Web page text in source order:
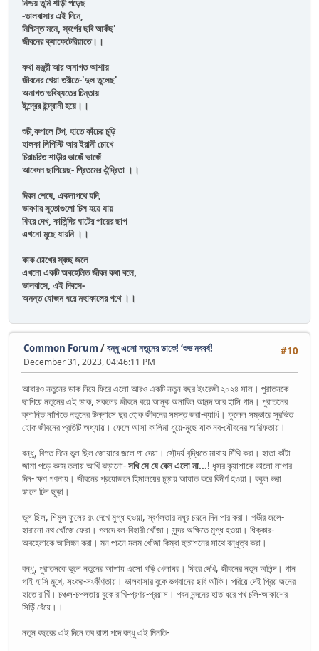
-ভালবাসার এই দিনে,
নিশ্চিন্ত মনে, স্বর্গের ছবি আকঁছ'
জীবনের ক্যাফেটেরিয়াতে।।
কথা মঞ্জুরী আর অনাগত আশায়
জীবনের খেয়া তরীতে-'দুল তুলেছ'
অনাগত ভবিষ্যতের চিন্তায়
ইন্দ্রের ইন্দ্রানী হয়ে।।
শুচী,কপালে টিপ, হাতে কাঁচের চূড়ি
হালকা লিপিস্টি আর ইরানী চোখে
চিরাচরিত শাড়ীর ভাজেঁ ভাজেঁ
আবেদন ছাপিয়েছ- প্রিতমের ঐন্দ্রিতা ।।
দিবস শেষে, একলাপথে যদি,
ভাবণার সূতোগুলো ঢিল হয়ে যায়
ফিরে দেখ, কালিন্দির ঘাটের পায়ের ছাপ
এখনো মুছে যায়নি ।।
কাক চোখের স্বচ্ছ জলে
এখনো একটি অবহেলিত জীবন কথা বলে,
ভালবাসে, এই দিবসে-
অনন্ত যোজন ধরে মহাকালের পথে ।।
#10
Common Forum /বন্ধু এসো নতুনের ডাকে! ‘শুভ নববর্ষ!
December 31, 2023, 04:46:11 PM
আবারও নতুনের ডাক নিয়ে ফিরে এলো আরও একটি নতুন বছর ইংরেজী ২০২৪ সাল। পুরাতনকে
ছাপিয়ে নতুনের এই ডাক, সকলের জীবনে বয়ে আনুক অনাবিল আনন্দ আর হাসি গান। পুরাতনের
ক্লান্তি নাশিতে নতুনের উল্লাসে দুর হোক জীবনের সমস্ত জরা-ব্যাধি। ফুলেল সম্ভারে সুরভিত
হোক জীবনের প্রতিটি অধ্যায়। ফেলে আসা কালিমা ধুয়ে-মুছে যাক নব-যৌবনের আরিফতায়।
বন্ধু, বিগত দিনে ভুল ছিল জোয়ারে জলে পা দেয়া। সৌন্দর্য বৃদ্ধিতে মাথায় সিঁথি করা। হাতা কাঁটা
জামা পড়ে কদম তলায় আখিঁ ঝড়ানো-সখি সে যে কেন এলো না...! ধূসর কূয়াশাকে ভালো লাগার
দিন- ক্ষণ গণনায়। জীবনের প্রয়োজনে হিমালয়ের চূড়ায় আঘাত করে বিদীর্ণ হওয়া। বকুল ভরা
ডালে ঢিল ছুড়া।
ভুল ছিল, শিমুল ফুলের রং দেখে মুগ্ধ হওয়া, স্বর্ণলতার মধুর চয়নে দিন পার করা। গভীর জলে-
হারানো নথ খোঁজে ফেরা। গলদে বল-বিহারী খোঁজা। সুন্দর অক্ষিতে মুগ্ধ হওয়া। ধিক্কার-
অবহেলাকে আলিঙ্গন করা। মন পচনে মলম খোঁজা কিম্বা হুতাশনের সাথে বন্ধুত্ব করা।
বন্ধু, পুরাতনকে ভুলে নতুনের আশায় এসো গড়ি খেলাঘর। ফিরে দেখি, জীবনের নতুন অলিন্দ। গান
গাই হাসি মুখে, সংকর-সংর্কীণতায়। ভালবাসার বুকে ভগবানের ছবি আঁকি। পরিয়ে দেই প্রিয় জনের
হাতে রাখিঁ। চঞ্চল-চপলতায় বুকে রাখি-প্রণয়-প্রয়াস। পবন নন্দনের হাত ধরে পথ চলি-আকাশের
সিড়িঁ বেঁয়ে।।
নতুন বছরের এই দিনে তব রাঙ্গা পদে বন্ধু এই মিনতি-